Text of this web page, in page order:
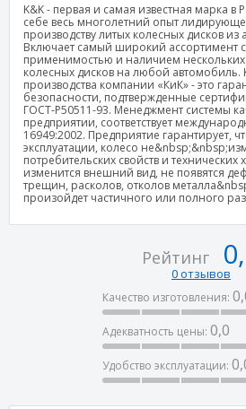
K&K - первая и самая известная марка в
себе весь многолетний опыт
производству литых колесных дисков
Включает самый широкий ассортимент
применимостью и наличием
колесных дисков на любой автомобиль.
производства компании «КиК» - это
безопасности, подтвержденные
ГОСТ-Р50511-93. Менеджмент системы
предприятии, соответствует
16949:2002. Предприятие гарантирует,
эксплуатации, колесо
потребительских свойств и технических
изменится внешний вид, не появятся
трещин, расколов, отколов
произойдет частичного или полного
Рейтинг
0 отзывов
Качество изготовления:
Адекватность цены: 0,0
Удобство эксплуатации: